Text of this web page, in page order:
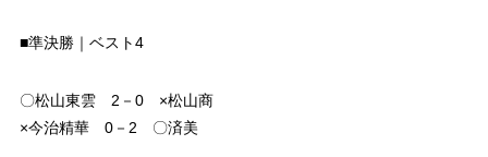
■準決勝｜ベスト4
〇松山東雲 2－0 ×松山商
×今治精華 0－2 〇済美